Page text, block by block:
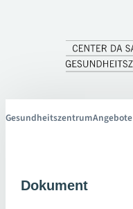
GesundheitszentrumAngebote
Dokument